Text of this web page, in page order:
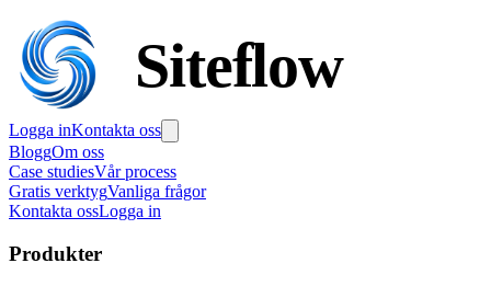
Siteflow
Logga inKontakta oss
BloggOm oss
Case studiesVår process
Gratis verktygVanliga frågor
Kontakta ossLogga in
Produkter